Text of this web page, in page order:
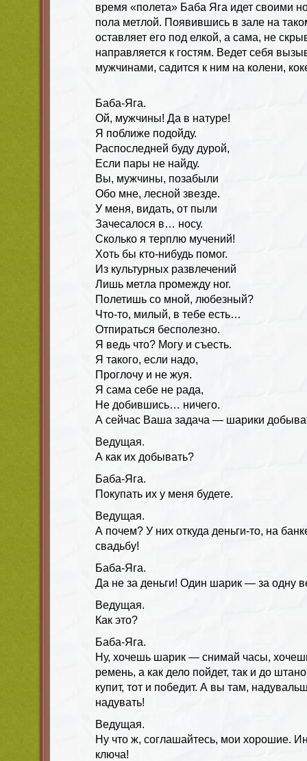
время «полета» Баба Яга идет своими
пола метлой. Появившись в зале на
оставляет его под елкой, а сама, не
направляется к гостям. Ведет себя
мужчинами, садится к ним на колени,
Баба-Яга.
Ой, мужчины! Да в натуре!
Я поближе подойду.
Распоследней буду дурой,
Если пары не найду.
Вы, мужчины, позабыли
Обо мне, лесной звезде.
У меня, видать, от пыли
Зачесалося в… носу.
Сколько я терплю мучений!
Хоть бы кто-нибудь помог.
Из культурных развлечений
Лишь метла промежду ног.
Полетишь со мной, любезный?
Что-то, милый, в тебе есть…
Отпираться бесполезно.
Я ведь что? Могу и съесть.
Я такого, если надо,
Проглочу и не жуя.
Я сама себе не рада,
Не добившись… ничего.
А сейчас Ваша задача — шарики
Ведущая.
А как их добывать?
Баба-Яга.
Покупать их у меня будете.
Ведущая.
А почем? У них откуда деньги-то, на
свадьбу!
Баба-Яга.
Да не за деньги! Один шарик — за одну
Ведущая.
Как это?
Баба-Яга.
Ну, хочешь шарик — снимай часы,
ремень, а как дело пойдет, так и до
купит, тот и победит. А вы там,
надувать!
Ведущая.
Ну что ж, соглашайтесь, мои хорошие.
ключа!